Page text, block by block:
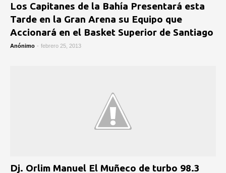
Los Capitanes de la Bahía Presentará esta
Tarde en la Gran Arena su Equipo que
Accionará en el Basket Superior de Santiago
Anónimo - febrero 25, 2013
Dj. Orlim Manuel El Muñeco de turbo 98.3